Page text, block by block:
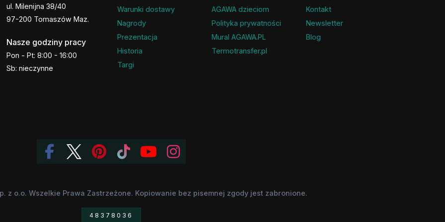
ul. Milenijna 38/40
97-200 Tomaszów Maz.
Nasze godziny pracy
Pon - Pt: 8:00 - 16:00
Sb: nieczynne
Warunki dostawy
Nagrody
Prezentacja
Historia
Targi
AGAWA dzieciom
Polityka prywatności
Mural AGAWA.PL
Termotransfer.pl
Kontakt
Newsletter
Blog
z o.o. Wszelkie Prawa Zastrzeżone. Kopiowanie bez pisemnej zgody jest zabronione.
48378036